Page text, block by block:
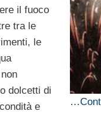
il fuoco
tra le
le
dolcetti di
e